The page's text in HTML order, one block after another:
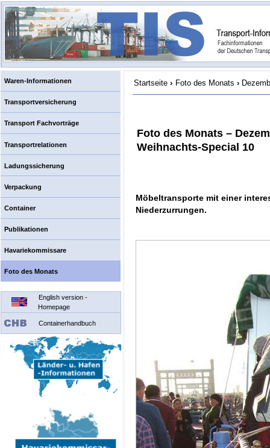
Waren-Informationen
Transportversicherung
Transport Fachvorträge
Transportrelationen
Ladungssicherung
Verpackung
Container
Publikationen
Havariekommissare
Foto des Monats
English version -
Homepage
Containerhandbuch
Startseite › Foto des Monats ›
Foto des Monats –
Weihnachts-Special 10
Möbeltransporte mit einer
Niederzurrungen.